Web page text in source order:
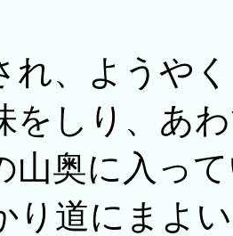
れ、ようや
をしり、あ
山奥に入っ
り道にまよ